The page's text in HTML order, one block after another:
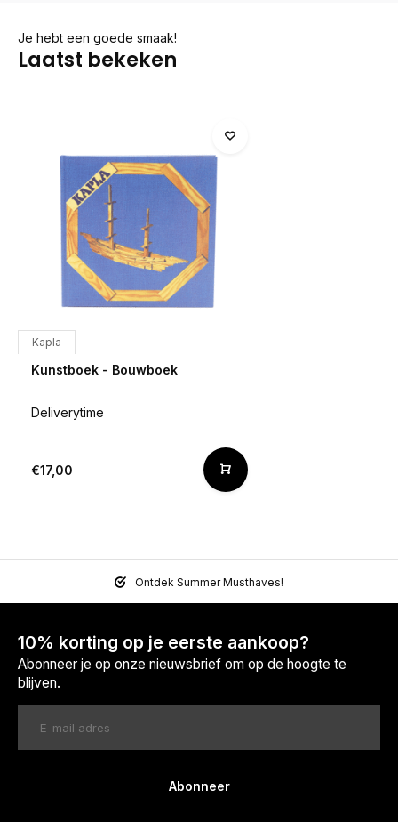
Je hebt een goede smaak!
Laatst bekeken
Kapla
Kunstboek - Bouwboek
Deliverytime
€17,00
Ontdek Summer Musthaves!
10% korting op je eerste aankoop?
Abonneer je op onze nieuwsbrief om op de hoogte te
blijven.
Abonneer